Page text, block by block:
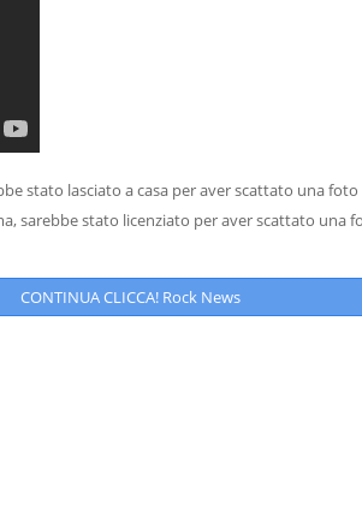
stato lasciato a casa per aver scattato una
sarebbe stato licenziato per aver scattato una
CONTINUA CLICCA! Rock News